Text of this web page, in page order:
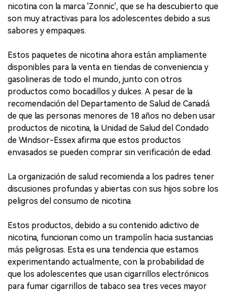
nicotina con la marca 'Zonnic', que se ha descubierto que
son muy atractivas para los adolescentes debido a sus
sabores y empaques.
Estos paquetes de nicotina ahora están ampliamente
disponibles para la venta en tiendas de conveniencia y
gasolineras de todo el mundo, junto con otros
productos como bocadillos y dulces. A pesar de la
recomendación del Departamento de Salud de Canadá
de que las personas menores de 18 años no deben usar
productos de nicotina, la Unidad de Salud del Condado
de Windsor-Essex afirma que estos productos
envasados se pueden comprar sin verificación de edad.
La organización de salud recomienda a los padres tener
discusiones profundas y abiertas con sus hijos sobre los
peligros del consumo de nicotina.
Estos productos, debido a su contenido adictivo de
nicotina, funcionan como un trampolín hacia sustancias
más peligrosas. Esta es una tendencia que estamos
experimentando actualmente, con la probabilidad de
que los adolescentes que usan cigarrillos electrónicos
para fumar cigarrillos de tabaco sea tres veces mayor